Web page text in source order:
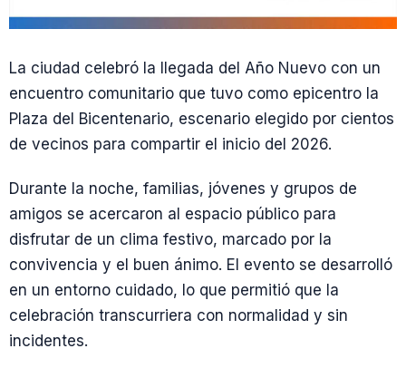
La ciudad celebró la llegada del Año Nuevo con un
encuentro comunitario que tuvo como epicentro la
Plaza del Bicentenario, escenario elegido por cientos
de vecinos para compartir el inicio del 2026.
Durante la noche, familias, jóvenes y grupos de
amigos se acercaron al espacio público para
disfrutar de un clima festivo, marcado por la
convivencia y el buen ánimo. El evento se desarrolló
en un entorno cuidado, lo que permitió que la
celebración transcurriera con normalidad y sin
incidentes.